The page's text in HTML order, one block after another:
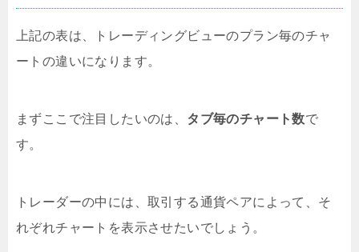
上記の表は、トレーディングビューのプラン毎のチャ
ートの違いになります。
まずここで注目したいのは、 タブ毎のチャート数で
す。
トレーダーの中には、取引する通貨ペアによって、そ
れぞれチャートを表示させたいでしょう。